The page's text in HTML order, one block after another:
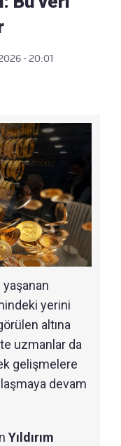
- 20:01
yaşanan
yerini
altına
uzmanlar da
gelişmelere
devam
Yıldırım